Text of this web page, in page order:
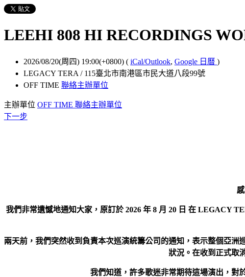
LEEHI 808 HI RECORDINGS
2026/08/20(周四) 19:00(+0800) ( iCal/Outlook, Google 日曆 )
LEGACY TERA / 115臺北市南港區市民大道八段99號
OFF TIME 聯絡主辦單位
主辦單位 OFF TIME 聯絡主辦單位
下一步
我們非常遺憾地通知大家，原訂於2026 年 8 月 20 日 在 LEGACY
兩天前，我們突然收到負責本次巡演統籌公司的通知，表示整個亞
狀況。在收到正式取
我們知道，許多歌迷非常期待這場演出，對